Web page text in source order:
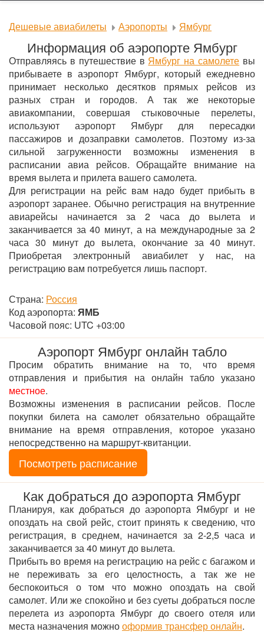
Дешевые авиабилеты Аэропорты Ямбург
Информация об аэропорте Ямбург
Отправляясь в путешествие в Ямбург на самолете вы
прибываете в аэропорт Ямбург, который ежедневно
принимает несколько десятков прямых рейсов из
разных стран и городов. А так же некоторые
авиакомпании, совершая стыковочные перелеты,
используют аэропорт Ямбург для пересадки
пассажиров и дозаправки самолетов. Поэтому из-за
сильной загруженности возможны изменения в
расписании авиа рейсов. Обращайте внимание на
время вылета и прилета вашего самолета.
Для регистрации на рейс вам надо будет прибыть в
аэропорт заранее. Обычно регистрация на внутренние
авиарейсы начинается за 2 часа до вылета и
заканчивается за 40 минут, а на международные за 2
часа 30 минут до вылета, окончание за 40 минут.
Приобретая электронный авиабилет у нас, на
регистрацию вам потребуется лишь паспорт.
Страна: Россия
Код аэропорта: ЯМБ
Часовой пояс: UTC +03:00
Аэропорт Ямбург онлайн табло
Просим обратить внимание на то, что время
отправления и прибытия на онлайн табло указано
местное.
Возможны изменения в расписании рейсов. После
покупки билета на самолет обязательно обращайте
внимание на время отправления, которое указано
непосредственно на маршрут-квитанции.
Посмотреть расписание
Как добраться до аэропорта Ямбург
Планируя, как добраться до аэропорта Ямбург и не
опоздать на свой рейс, стоит принять к сведению, что
регистрация, в среднем, начинается за 2-2,5 часа и
заканчивается за 40 минут до вылета.
Прибыть во время на регистрацию на рейс с багажом и
не переживать за его целостность, а так же не
беспокоиться о том что можно опоздать на свой
самолет. Или же спокойно и без суеты добраться после
перелета из аэропорта Ямбург до своего отеля или
места назначения можнооформив трансфер онлайн.